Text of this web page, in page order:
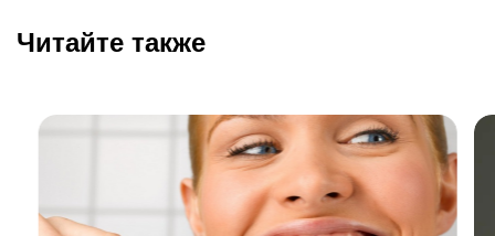
Читайте также